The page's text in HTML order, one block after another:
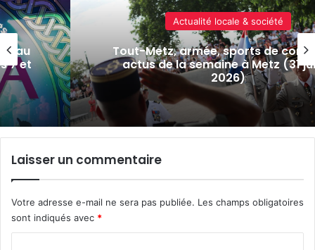
: 7
Actualité locale & société
Le « Rêve américain » et ses
collection reviennent ce
Hagondange
Laisser un commentaire
Votre adresse e-mail ne sera pas publiée. Les champs obligatoires
sont indiqués avec *